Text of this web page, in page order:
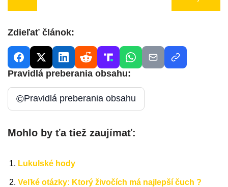
Zdieľať článok:
Pravidlá preberania obsahu:
©Pravidlá preberania obsahu
Mohlo by ťa tiež zaujímať:
Lukulské hody
Veľké otázky: Ktorý živočích má najlepší čuch ?